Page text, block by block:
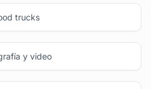
trucks
y video